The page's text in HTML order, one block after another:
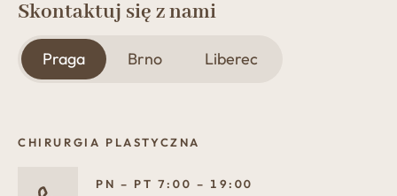
Skontaktuj się z nami
Praga Brno Liberec
CHIRURGIA PLASTYCZNA
PN – PT 7:00 – 19:00